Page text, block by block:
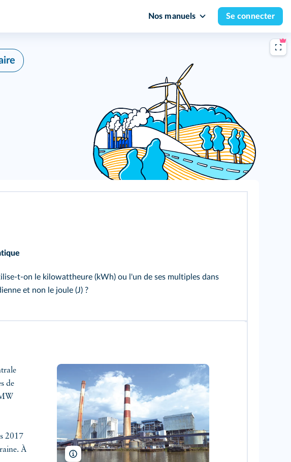
Nos manuels Se connecter
t-on le kilowattheure (kWh) ou l'un de ses multiples dans
et non le joule (J) ?
de
2017
À
Liberliger/Wikimedia